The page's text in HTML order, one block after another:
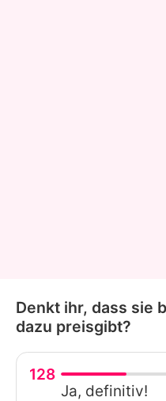
Denkt ihr, dass sie
dazu preisgibt?
128
Ja, definitiv!